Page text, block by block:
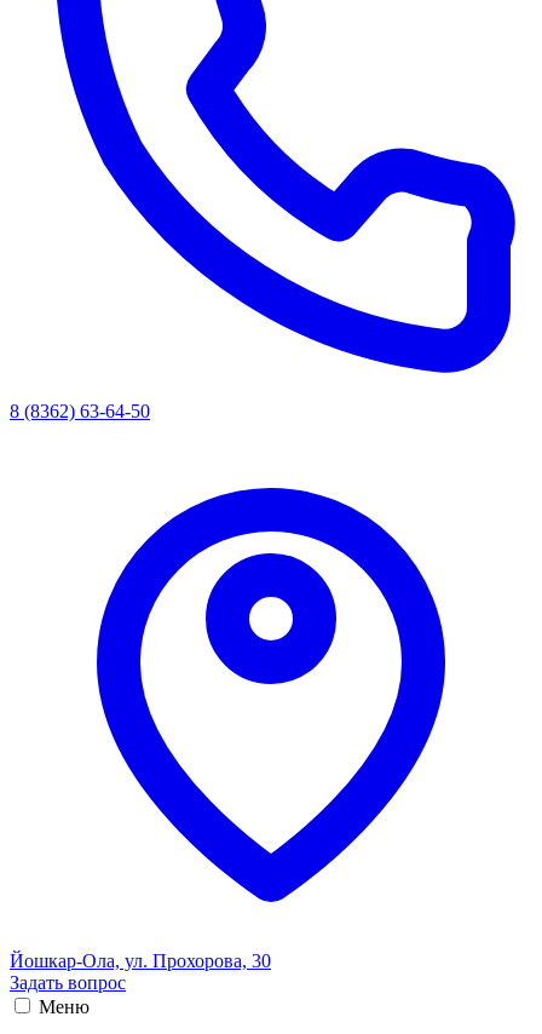
8 (8362) 63-64-50
Йошкар-Ола, ул. Прохорова, 30
Задать вопрос
Меню